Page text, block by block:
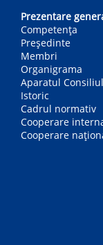
navigation
Prezentare
Competența
Președinte
Membri
Organigrama
Aparatul
Istoric
Cadrul normativ
Cooperare
Cooperare